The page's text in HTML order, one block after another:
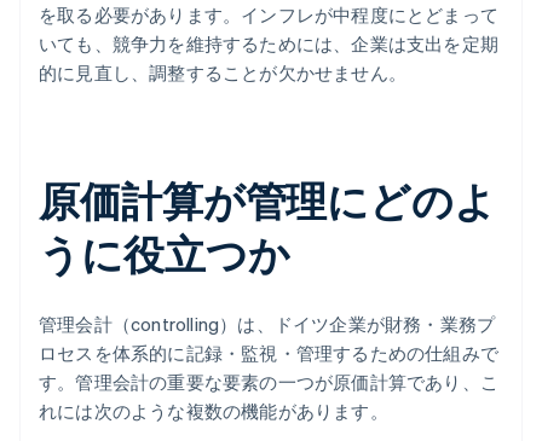
を取る必要があります。インフレが中程度にとどまって
いても、競争力を維持するためには、企業は支出を定期
的に見直し、調整することが欠かせません。
原価計算が管理にどのよ
うに役立つか
管理会計（controlling）は、ドイツ企業が財務・業務プ
ロセスを体系的に記録・監視・管理するための仕組みで
す。管理会計の重要な要素の一つが原価計算であり、こ
れには次のような複数の機能があります。